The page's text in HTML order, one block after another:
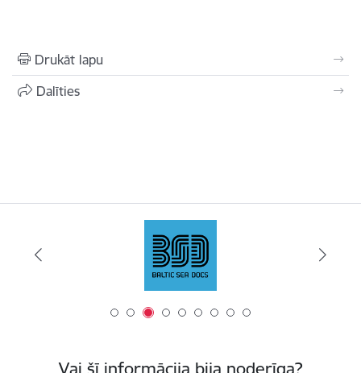
Drukāt lapu
Dalīties
Vai šī informācija bija noderīga?